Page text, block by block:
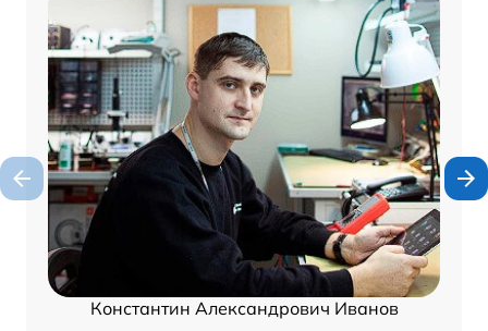
Константин Александрович Иванов